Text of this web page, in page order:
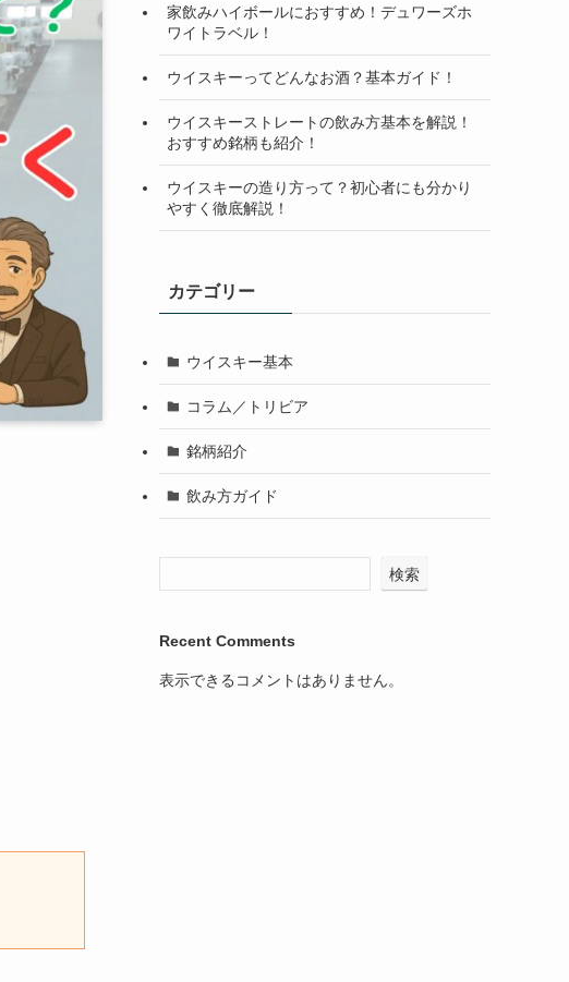
家飲みハイボールにおすすめ！デュワーズホ
ワイトラベル！
ウイスキーってどんなお酒？基本ガイド！
ウイスキーストレートの飲み方基本を解説！
おすすめ銘柄も紹介！
ウイスキーの造り方って？初心者にも分かり
やすく徹底解説！
カテゴリー
ウイスキー基本
コラム／トリビア
銘柄紹介
飲み方ガイド
検索
Recent Comments
表示できるコメントはありません。